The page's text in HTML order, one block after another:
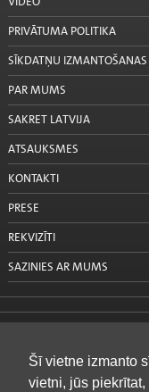
Šī vietne izmanto
vietni, jūs
PRIVĀTUMA POLITIKA
SĪKDATŅU
PAR MUMS
SAKRET LATVIJA
ATSAUKSMES
KONTAKTI
PRESE
REKVIZĪTI
SAZINIES AR MUMS